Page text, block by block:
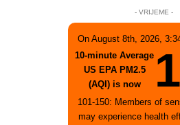
- VRIJEME -
On August 8th, 2026,
10-minute Average
US EPA PM2.5
(AQI) is now
101-150: Members of
may experience health